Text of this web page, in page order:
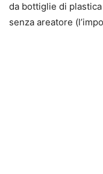
da bottiglie di
senza areatore